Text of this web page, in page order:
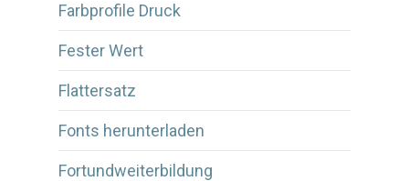
Farbprofile Druck
Fester Wert
Flattersatz
Fonts herunterladen
Fortundweiterbildung